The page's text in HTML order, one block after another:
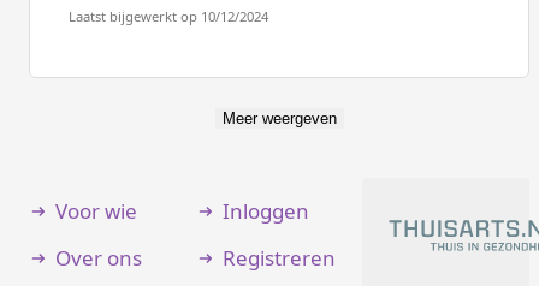
Laatst bijgewerkt op 10/12/2024
Meer weergeven
Voor wie
Over ons
Inloggen
Registreren